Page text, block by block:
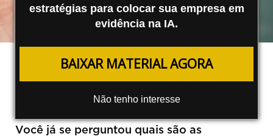
estratégias para colocar sua empresa em
evidência na IA.
BAIXAR MATERIAL AGORA
Não tenho interesse
Aprenda a Aplicar Técnicas de SEO
em Projetos Multilíngue
Você já se perguntou quais são as